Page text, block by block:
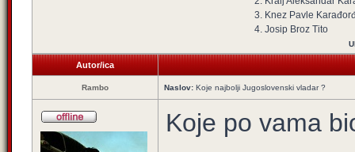
3. Knez Pavle
4. Josip Broz Tito
Autor/ica
Rambo Naslov: Koje najbolji Jugoslovenski vladar ?
Koje po vama